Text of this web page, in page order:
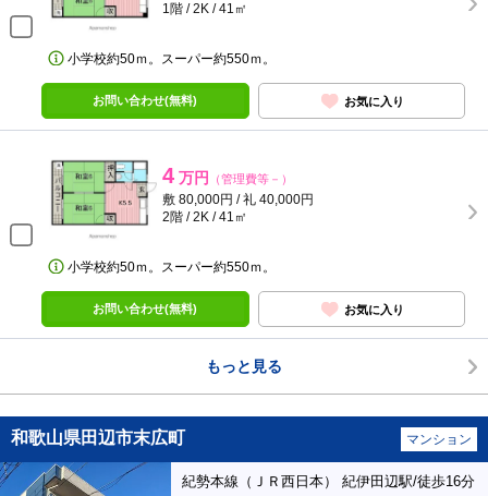
1階 / 2K / 41㎡
小学校約50ｍ。スーパー約550ｍ。
お問い合わせ(無料) お気に入り
4 万円 （管理費等－）
敷 80,000円 / 礼 40,000円
2階 / 2K / 41㎡
小学校約50ｍ。スーパー約550ｍ。
お問い合わせ(無料) お気に入り
もっと見る
和歌山県田辺市末広町 マンション
紀勢本線（ＪＲ西日本） 紀伊田辺駅/徒歩16分